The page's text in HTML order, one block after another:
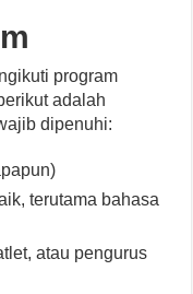
program
adalah
dipenuhi:
terutama bahasa
atau pengurus